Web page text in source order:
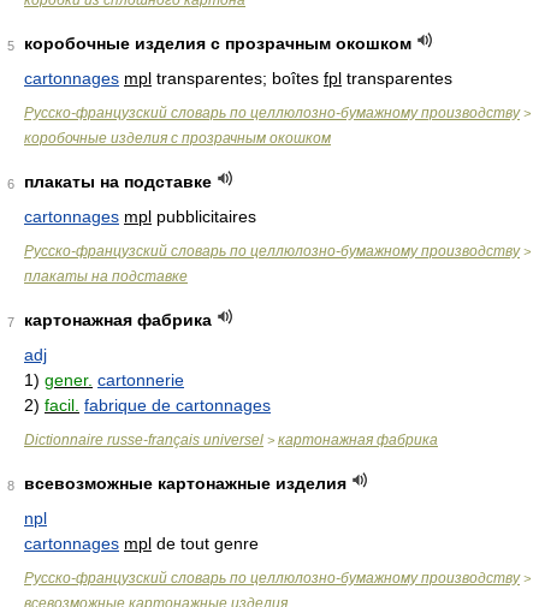
5
коробочные изделия с прозрачным окошком
cartonnages mpl transparentes; boîtes fpl transparentes
Русско-французский словарь по целлюлозно-бумажному производству>
коробочные изделия с прозрачным окошком
6
плакаты на подставке
cartonnages mpl pubblicitaires
Русско-французский словарь по целлюлозно-бумажному производству>
плакаты на подставке
7
картонажная фабрика
adj
1) gener. cartonnerie
2) facil. fabrique de cartonnages
Dictionnaire russe-français universel > картонажная фабрика
8
всевозможные картонажные изделия
npl
cartonnages mpl de tout genre
Русско-французский словарь по целлюлозно-бумажному производству>
всевозможные картонажные изделия